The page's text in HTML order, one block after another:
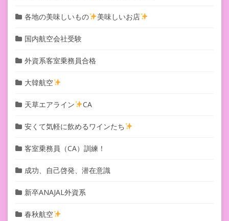
各地の美味しいもの 美味しいお店
国内航空会社受験
外資系客室乗務員合格
大韓航空
天草エアライン CA
安くて気軽に飲めるワインたち
客室乗務員（CA）訓練！
成功、自己啓発、潜在意識
新卒ANAJAL外資系
春秋航空